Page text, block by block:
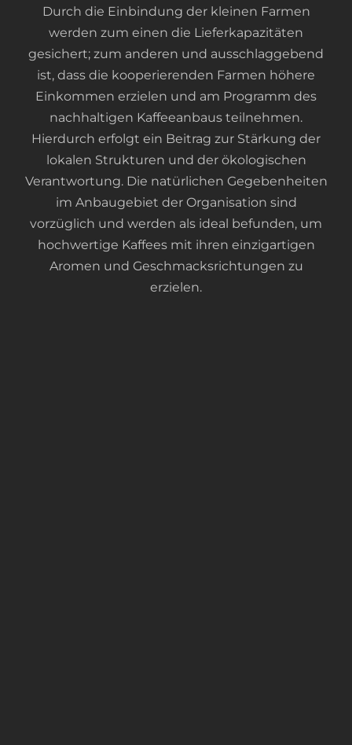
Durch die Einbindung der kleinen Farmen
werden zum einen die Lieferkapazitäten
gesichert; zum anderen und ausschlaggebend
ist, dass die kooperierenden Farmen höhere
Einkommen erzielen und am Programm des
nachhaltigen Kaffeeanbaus teilnehmen.
Hierdurch erfolgt ein Beitrag zur Stärkung der
lokalen Strukturen und der ökologischen
Verantwortung. Die natürlichen Gegebenheiten
im Anbaugebiet der Organisation sind
vorzüglich und werden als ideal befunden, um
hochwertige Kaffees mit ihren einzigartigen
Aromen und Geschmacksrichtungen zu
erzielen.